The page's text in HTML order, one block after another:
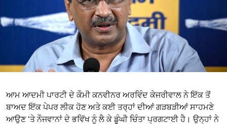
ਆਮ ਆਦਮੀ ਪਾਰਟੀ ਦੇ ਕੌਮੀ ਕਨਵੀਨਰ ਅਰਵਿੰਦ ਕੇਜਰੀਵਾਲ ਨੇ ਇੱਕ ਤੋਂ
ਬਾਅਦ ਇੱਕ ਪੇਪਰ ਲੀਕ ਹੋਣ ਅਤੇ ਕਈ ਤਰ੍ਹਾਂ ਦੀਆਂ ਗੜਬੜੀਆਂ ਸਾਹਮਣੇ
ਆਉਣ ‘ਤੇ ਨੌਜਵਾਨਾਂ ਦੇ ਭਵਿੱਖ ਨੂੰ ਲੈ ਕੇ ਡੂੰਘੀ ਚਿੰਤਾ ਪ੍ਰਗਟਾਈ ਹੈ। ਉਨ੍ਹਾਂ ਨੇ